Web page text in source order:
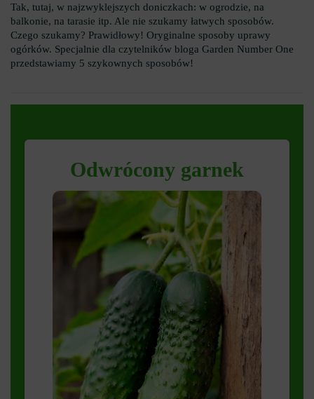
Tak, tutaj, w najzwyklejszych doniczkach: w ogrodzie, na
balkonie, na tarasie itp. Ale nie szukamy łatwych sposobów.
Czego szukamy? Prawidłowy! Oryginalne sposoby uprawy
ogórków. Specjalnie dla czytelników bloga Garden Number One
przedstawiamy 5 szykownych sposobów!
Odwrócony garnek